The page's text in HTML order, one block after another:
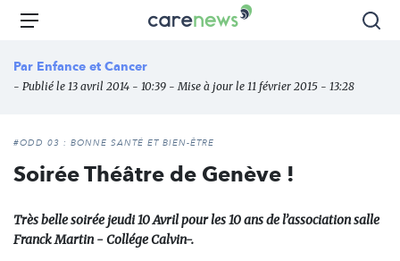
Aller
principal
Carenews,
des
l'engagement
Menu
Par Enfance et Cancer
- Publié le 13 avril 2014 - 10:39 - Mise à jour le 11 février 2015 - 13:28
#ODD 03 : BONNE SANTÉ ET BIEN-ÊTRE
Soirée Théâtre de Genève !
Très belle soirée jeudi 10 Avril pour les 10 ans de l’association salle
Franck Martin - Collége Calvin-.